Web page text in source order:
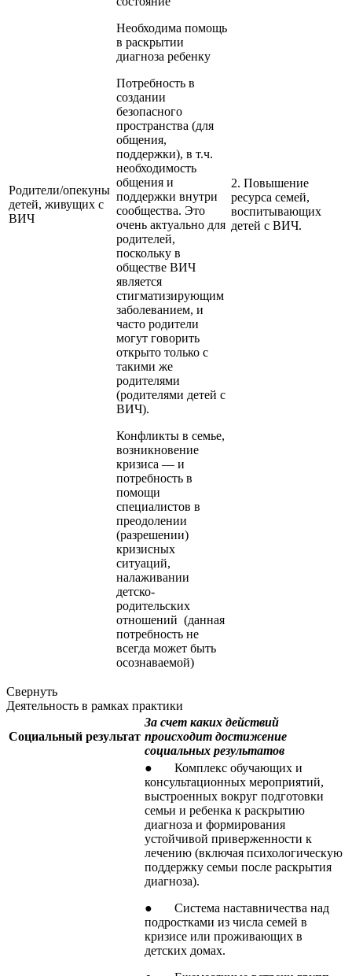
Родители/опекуны
детей, живущих с
ВИЧ
Необходима помощь
в раскрытии
диагноза ребенку
Потребность в
создании
безопасного
пространства (для
общения,
поддержки), в т.ч.
необходимость
общения и
поддержки внутри
сообщества. Это
очень актуально для
родителей,
поскольку в
обществе ВИЧ
является
стигматизирующим
заболеванием, и
часто родители
могут говорить
открыто только с
такими же
родителями
(родителями детей с
ВИЧ).
Конфликты в семье,
возникновение
кризиса — и
потребность в
помощи
специалистов в
преодолении
(разрешении)
кризисных
ситуаций,
налаживании
детско-
родительских
отношений (данная
потребность не
всегда может быть
осознаваемой)
2. Повышение
ресурса семей,
воспитывающих
детей с ВИЧ.
Свернуть
Деятельность в рамках практики
Социальный результат
За счет каких действий
происходит достижение
социальных результатов
● Комплекс обучающих и
консультационных мероприятий,
выстроенных вокруг подготовки
семьи и ребенка к раскрытию
диагноза и формирования
устойчивой приверженности к
лечению (включая психологическую
поддержку семьи после раскрытия
диагноза).
● Система наставничества над
подростками из числа семей в
кризисе или проживающих в
детских домах.